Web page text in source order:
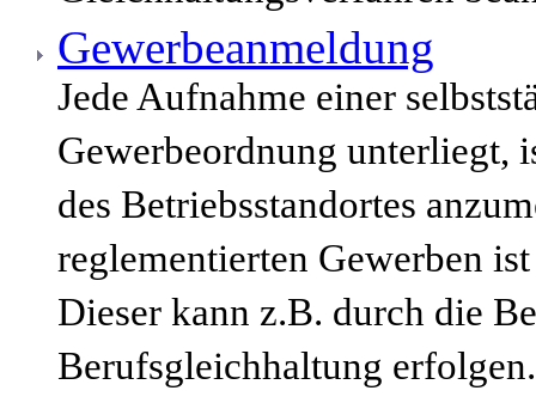
Gewerbeanmeldung
Jede Aufnahme einer
Gewerbeordnung unterliegt,
des Betriebsstandortes
reglementierten Gewerben
Dieser kann z.B. durch die
Berufsgleichhaltung erfolgen.